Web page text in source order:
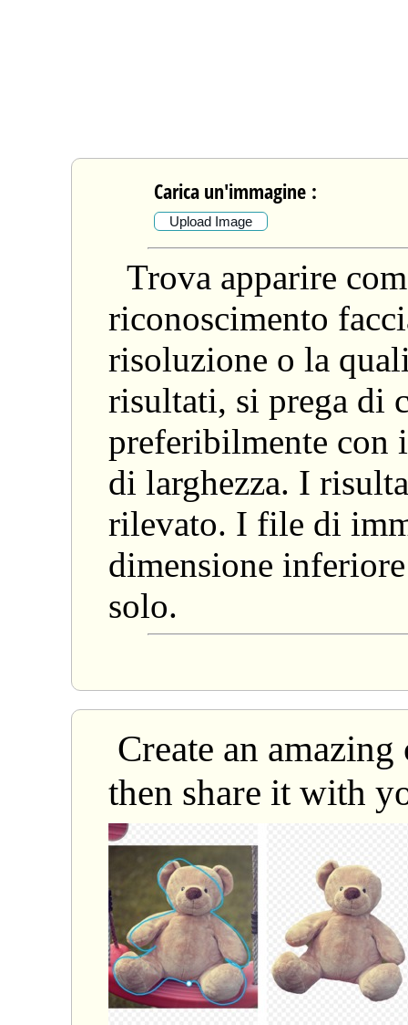
Carica un'immagine :
Upload Image
Trova apparire
riconoscimento
risoluzione o la
risultati, si prega di
preferibilmente
di larghezza. I
rilevato. I file di
dimensione inferiore
solo.
Create an
then share it with